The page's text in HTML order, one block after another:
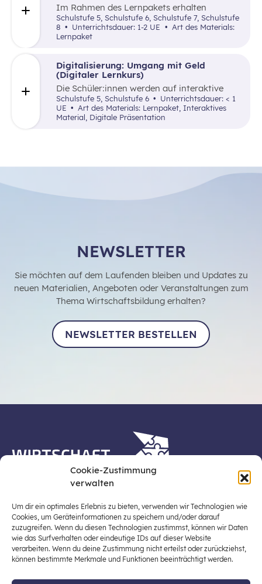
Cookie-Zustimmung
verwalten
Um dir ein optimales Erlebnis zu bieten, verwenden wir Technologien wie
Cookies, um Geräteinformationen zu speichern und/oder darauf
zuzugreifen. Wenn du diesen Technologien zustimmst, können wir Daten
wie das Surfverhalten oder eindeutige IDs auf dieser Website
verarbeiten. Wenn du deine Zustimmung nicht erteilst oder zurückziehst,
können bestimmte Merkmale und Funktionen beeinträchtigt werden.
Im Rahmen des Lernpakets erhalten
Schüler:innen mittels unterschiedlicher
Unterrichtsmethoden (Arbeitsblätter,
Videoanalysen, Rechercheaufgaben,
“Selbstversuch”, Steckbrief) wichtige
wobei auch auf Nachhaltigkeitsaspekte
eingegangen wird (konventionelle vs.
Biohaltung von Hühnern).
Schulstufe 5, Schulstufe 6, Schulstufe 7, Schulstufe
8
Unterrichtsdauer: 1-2 UE
Lernpaket
Digitalisierung: Umgang mit Geld
(Digitaler Lernkurs)
Die Schüler:innen werden auf interaktive
sowie spielerische Art und Weise mit der
Möglichkeit vertraut gemacht, digitale Tools
als Hilfsmittel anzuwenden, um eine bessere
Übersicht über die eigenen Einnahmen und
Schulstufe 5, Schulstufe 6
UE
Material, Digitale Präsentation
NEWSLETTER
Sie möchten auf dem Laufenden bleiben und Updates zu
neuen Materialien, Angeboten oder Veranstaltungen zum
Thema Wirtschaftsbildung erhalten?
NEWSLETTER BESTELLEN
Stiftung für Wirtschaftsbildung, Österreichs zentraler
Plattform für die Stärkung und Verbreiterung einer
lebensweltbezogenen und verantwortungsvollen
Wirtschaftsbildung in der schulischen Allgemeinbildung
(Fokus: Sekundarstufe I).